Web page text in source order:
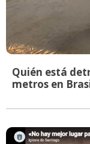
Quién está
metros en